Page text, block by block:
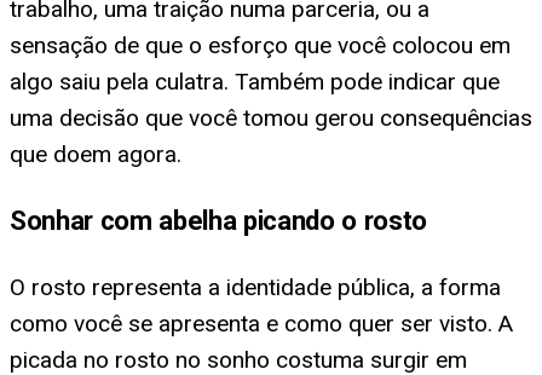
trabalho, uma traição numa parceria, ou a
sensação de que o esforço que você colocou em
algo saiu pela culatra. Também pode indicar que
uma decisão que você tomou gerou consequências
que doem agora.
Sonhar com abelha picando o rosto
O rosto representa a identidade pública, a forma
como você se apresenta e como quer ser visto. A
picada no rosto no sonho costuma surgir em